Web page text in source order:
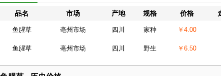
品名 市场 产地 规格 价格
鱼腥草 亳州市场 四川 家种 ￥4.00
鱼腥草 亳州市场 四川 野生 ￥6.50